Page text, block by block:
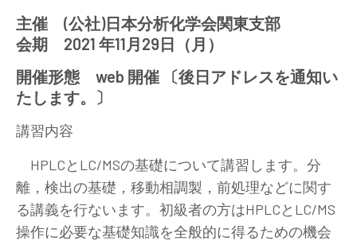
主催 (公社)日本分析化学会関東支部
会期 2021 年11月29日（月）
開催形態 web 開催 〔後日アドレスを通知い
たします。〕
講習内容
HPLCとLC/MSの基礎について講習します。分
離，検出の基礎，移動相調製，前処理などに関す
る講義を行ないます。初級者の方はHPLCとLC/MS
操作に必要な基礎知識を全般的に得るための機会